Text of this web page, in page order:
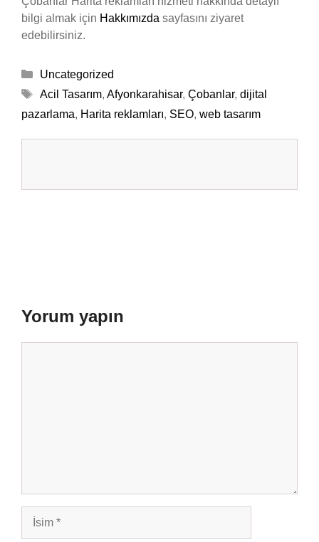
bilgi almak için Hakkımızda sayfasını ziyaret
edebilirsiniz.
Kategoriler
Uncategorized
Etiketler
Acil Tasarım, Afyonkarahisar, Çobanlar, dijital
pazarlama, Harita reklamları, SEO, web tasarım
Yorum yapın
İsim